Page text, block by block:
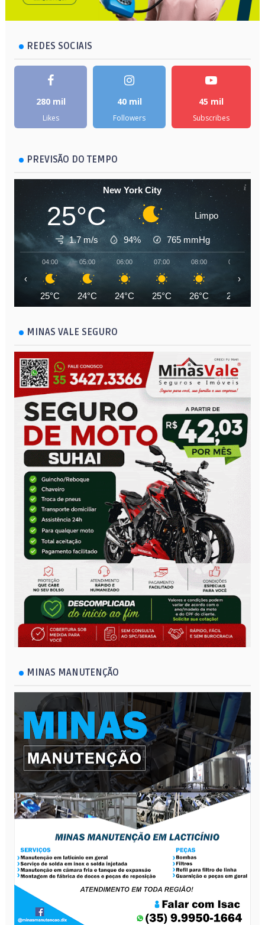
REDES SOCIAIS
280 mil
Likes
40 mil
Followers
45 mil
Subscribes
PREVISÃO DO TEMPO
New York City
25°C Limpo
1.7 m/s 94% 765 mmHg
04:00
25°C
05:00
24°C
06:00
24°C
07:00
25°C
08:00
26°C
09:00
28°C
‹ ›
MINAS VALE SEGURO
MINAS MANUTENÇÃO